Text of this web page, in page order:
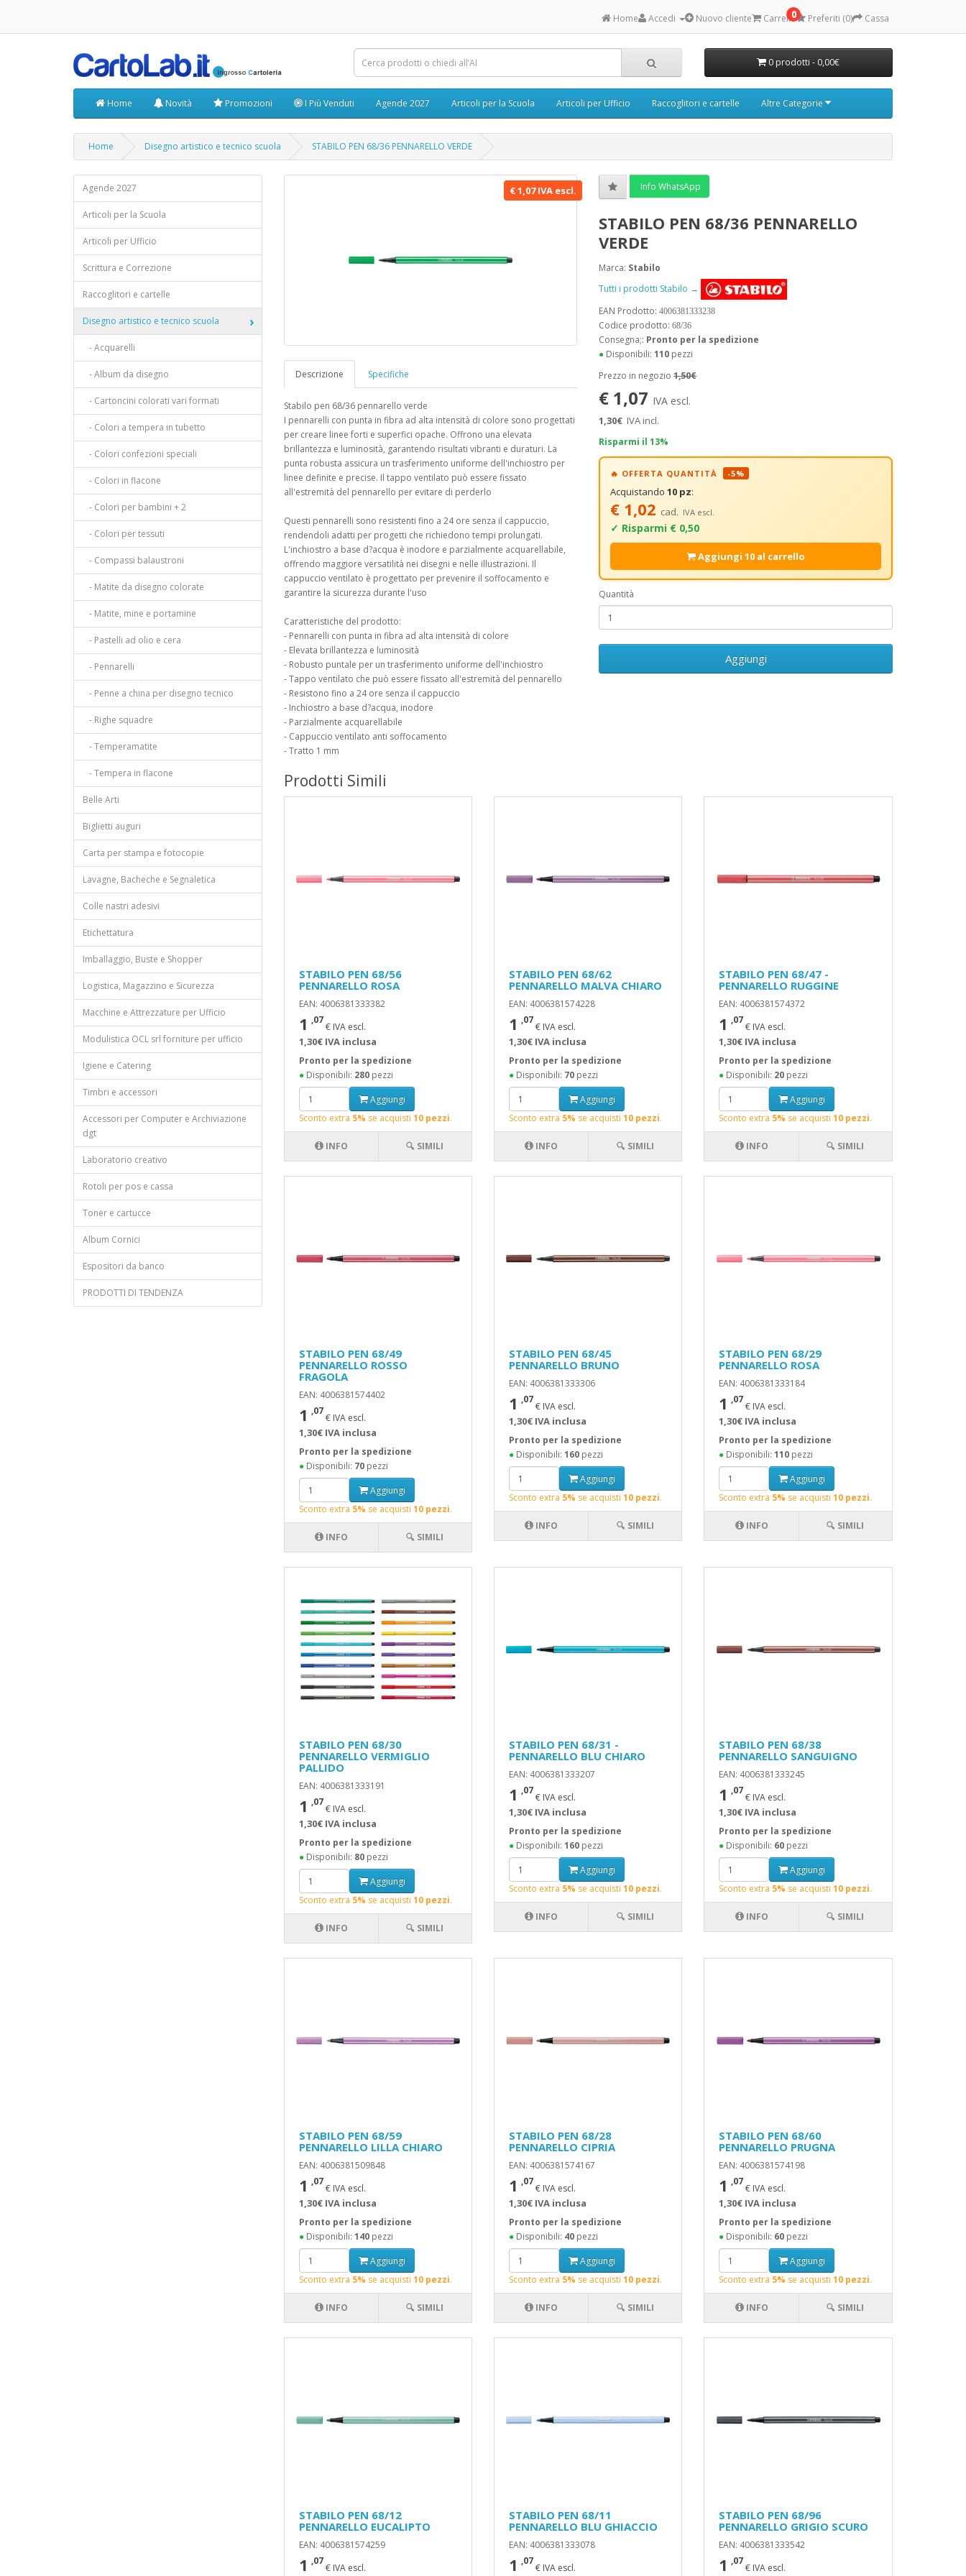
Home Accedi Nuovo cliente 0
Carrello Preferiti (0) Cassa
0 prodotti - 0,00€
Home Novità Promozioni I Più Venduti Agende 2027 Articoli per la Scuola Articoli per Ufficio Raccoglitori e cartelle Altre Categorie
Home Disegno artistico e tecnico scuola STABILO PEN 68/36 PENNARELLO VERDE
Agende 2027
Articoli per la Scuola
Articoli per Ufficio
Scrittura e Correzione
Raccoglitori e cartelle
Disegno artistico e tecnico scuola
- Acquarelli
- Album da disegno
- Cartoncini colorati vari formati
- Colori a tempera in tubetto
- Colori confezioni speciali
- Colori in flacone
- Colori per bambini + 2
- Colori per tessuti
- Compassi balaustroni
- Matite da disegno colorate
- Matite, mine e portamine
- Pastelli ad olio e cera
- Pennarelli
- Penne a china per disegno tecnico
- Righe squadre
- Temperamatite
- Tempera in flacone
Belle Arti
Biglietti auguri
Carta per stampa e fotocopie
Lavagne, Bacheche e Segnaletica
Colle nastri adesivi
Etichettatura
Imballaggio, Buste e Shopper
Logistica, Magazzino e Sicurezza
Macchine e Attrezzature per Ufficio
Modulistica OCL srl forniture per ufficio
Igiene e Catering
Timbri e accessori
Accessori per Computer e Archiviazione
dgt
Laboratorio creativo
Rotoli per pos e cassa
Toner e cartucce
Album Cornici
Espositori da banco
PRODOTTI DI TENDENZA
€ 1,07 IVA escl.
Descrizione Specifiche
Stabilo pen 68/36 pennarello verde
I pennarelli con punta in fibra ad alta intensità di colore sono progettati
per creare linee forti e superfici opache. Offrono una elevata
brillantezza e luminosità, garantendo risultati vibranti e duraturi. La
punta robusta assicura un trasferimento uniforme dell'inchiostro per
linee definite e precise. Il tappo ventilato può essere fissato
all'estremità del pennarello per evitare di perderlo
Questi pennarelli sono resistenti fino a 24 ore senza il cappuccio,
rendendoli adatti per progetti che richiedono tempi prolungati.
L'inchiostro a base d?acqua è inodore e parzialmente acquarellabile,
offrendo maggiore versatilità nei disegni e nelle illustrazioni. Il
cappuccio ventilato è progettato per prevenire il soffocamento e
garantire la sicurezza durante l'uso
Caratteristiche del prodotto:
- Pennarelli con punta in fibra ad alta intensità di colore
- Elevata brillantezza e luminosità
- Robusto puntale per un trasferimento uniforme dell'inchiostro
- Tappo ventilato che può essere fissato all'estremità del pennarello
- Resistono fino a 24 ore senza il cappuccio
- Inchiostro a base d?acqua, inodore
- Parzialmente acquarellabile
- Cappuccio ventilato anti soffocamento
- Tratto 1 mm
Info WhatsApp
STABILO PEN 68/36 PENNARELLO
VERDE
Marca: Stabilo
Tutti i prodotti Stabilo →
EAN Prodotto:4006381333238
Codice prodotto:68/36
Consegna;: Pronto per la spedizione
● Disponibili:110 pezzi
Prezzo in negozio1,50€
€ 1,07 IVA escl.
1,30€ IVA incl.
Risparmi il 13%
🔥 OFFERTA QUANTITÀ -5%
Acquistando10 pz:
€ 1,02 cad. IVA escl.
✓ Risparmi € 0,50
Aggiungi 10 al carrello
Quantità
Aggiungi
Prodotti Simili
STABILO PEN 68/56
PENNARELLO ROSA
EAN: 4006381333382
1 ,07
€ IVA escl.
1,30€ IVA inclusa
Pronto per la spedizione
●Disponibili: 280pezzi
Aggiungi
Sconto extra 5% se acquisti 10 pezzi.
INFO 🔍 SIMILI
STABILO PEN 68/62
PENNARELLO MALVA CHIARO
EAN: 4006381574228
1 ,07
€ IVA escl.
1,30€ IVA inclusa
Pronto per la spedizione
●Disponibili: 70pezzi
Aggiungi
Sconto extra 5% se acquisti 10 pezzi.
INFO 🔍 SIMILI
STABILO PEN 68/47 -
PENNARELLO RUGGINE
EAN: 4006381574372
1 ,07
€ IVA escl.
1,30€ IVA inclusa
Pronto per la spedizione
● Disponibili: 20 pezzi
Aggiungi
Sconto extra 5% se acquisti10 pezzi.
INFO 🔍 SIMILI
STABILO PEN 68/49
PENNARELLO ROSSO
FRAGOLA
EAN: 4006381574402
1 ,07
€ IVA escl.
1,30€ IVA inclusa
Pronto per la spedizione
●Disponibili: 70pezzi
Aggiungi
Sconto extra 5% se acquisti 10 pezzi.
INFO 🔍 SIMILI
STABILO PEN 68/45
PENNARELLO BRUNO
EAN: 4006381333306
1 ,07
€ IVA escl.
1,30€ IVA inclusa
Pronto per la spedizione
●Disponibili: 160pezzi
Aggiungi
Sconto extra 5% se acquisti 10 pezzi.
INFO 🔍 SIMILI
STABILO PEN 68/29
PENNARELLO ROSA
EAN: 4006381333184
1 ,07
€ IVA escl.
1,30€ IVA inclusa
Pronto per la spedizione
● Disponibili:110 pezzi
Aggiungi
Sconto extra 5% se acquisti10 pezzi.
INFO 🔍 SIMILI
STABILO PEN 68/30
PENNARELLO VERMIGLIO
PALLIDO
EAN: 4006381333191
1 ,07
€ IVA escl.
1,30€ IVA inclusa
Pronto per la spedizione
●Disponibili: 80pezzi
Aggiungi
Sconto extra 5% se acquisti 10 pezzi.
INFO 🔍 SIMILI
STABILO PEN 68/31 -
PENNARELLO BLU CHIARO
EAN: 4006381333207
1 ,07
€ IVA escl.
1,30€ IVA inclusa
Pronto per la spedizione
●Disponibili: 160pezzi
Aggiungi
Sconto extra 5% se acquisti 10 pezzi.
INFO 🔍 SIMILI
STABILO PEN 68/38
PENNARELLO SANGUIGNO
EAN: 4006381333245
1 ,07
€ IVA escl.
1,30€ IVA inclusa
Pronto per la spedizione
● Disponibili: 60 pezzi
Aggiungi
Sconto extra 5% se acquisti10 pezzi.
INFO 🔍 SIMILI
STABILO PEN 68/59
PENNARELLO LILLA CHIARO
EAN: 4006381509848
1 ,07
€ IVA escl.
1,30€ IVA inclusa
Pronto per la spedizione
●Disponibili: 140pezzi
Aggiungi
Sconto extra 5% se acquisti 10 pezzi.
INFO 🔍 SIMILI
STABILO PEN 68/28
PENNARELLO CIPRIA
EAN: 4006381574167
1 ,07
€ IVA escl.
1,30€ IVA inclusa
Pronto per la spedizione
●Disponibili: 40pezzi
Aggiungi
Sconto extra 5% se acquisti 10 pezzi.
INFO 🔍 SIMILI
STABILO PEN 68/60
PENNARELLO PRUGNA
EAN: 4006381574198
1 ,07
€ IVA escl.
1,30€ IVA inclusa
Pronto per la spedizione
● Disponibili: 60 pezzi
Aggiungi
Sconto extra 5% se acquisti10 pezzi.
INFO 🔍 SIMILI
STABILO PEN 68/12
PENNARELLO EUCALIPTO
EAN: 4006381574259
1 ,07
€ IVA escl.
STABILO PEN 68/11
PENNARELLO BLU GHIACCIO
EAN: 4006381333078
1 ,07
€ IVA escl.
STABILO PEN 68/96
PENNARELLO GRIGIO SCURO
EAN: 4006381333542
1 ,07
€ IVA escl.